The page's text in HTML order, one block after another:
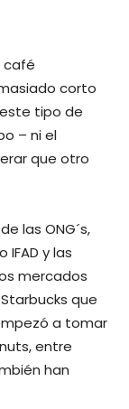
café
corto
tipo de
– ni el
que otro
las ONG´s,
y las
mercados
que
a tomar
entre
han